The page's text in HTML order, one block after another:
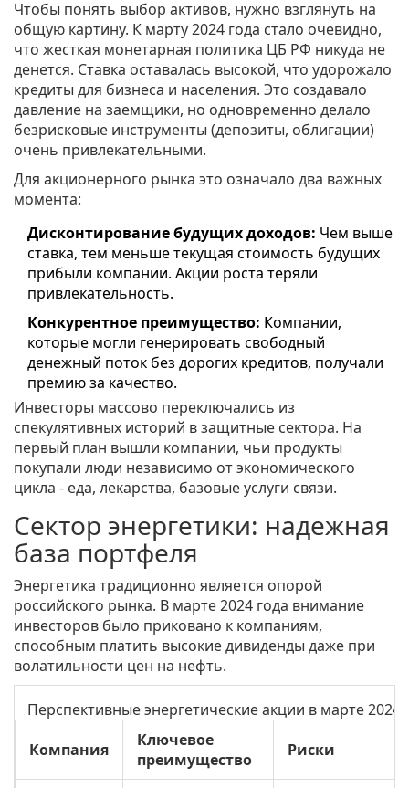
Чтобы понять выбор активов, нужно взглянуть на
общую картину. К марту 2024 года стало очевидно,
что жесткая монетарная политика ЦБ РФ никуда не
денется. Ставка оставалась высокой, что удорожало
кредиты для бизнеса и населения. Это создавало
давление на заемщики, но одновременно делало
безрисковые инструменты (депозиты, облигации)
очень привлекательными.
Для акционерного рынка это означало два важных
момента:
Дисконтирование будущих доходов: Чем выше
ставка, тем меньше текущая стоимость будущих
прибыли компании. Акции роста теряли
привлекательность.
Конкурентное преимущество: Компании,
которые могли генерировать свободный
денежный поток без дорогих кредитов, получали
премию за качество.
Инвесторы массово переключались из
спекулятивных историй в защитные сектора. На
первый план вышли компании, чьи продукты
покупали люди независимо от экономического
цикла - еда, лекарства, базовые услуги связи.
Сектор энергетики: надежная
база портфеля
Энергетика традиционно является опорой
российского рынка. В марте 2024 года внимание
инвесторов было приковано к компаниям,
способным платить высокие дивиденды даже при
волатильности цен на нефть.
Перспективные энергетические акции в марте 2024
Компания
Ключевое
преимущество
Риски